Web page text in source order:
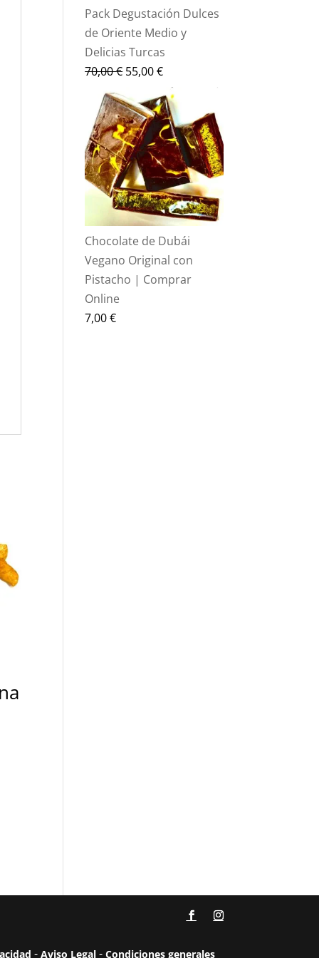
Pack Degustación Dulces
de Oriente Medio y
Delicias Turcas
70,00€ El
original
era:
70,00 €.
55,00€El
precio
actual
es:
55,00 €.
Chocolate de Dubái
Vegano Original con
Pistacho | Comprar
Online
7,00€
-Aviso Legal -Condiciones generales